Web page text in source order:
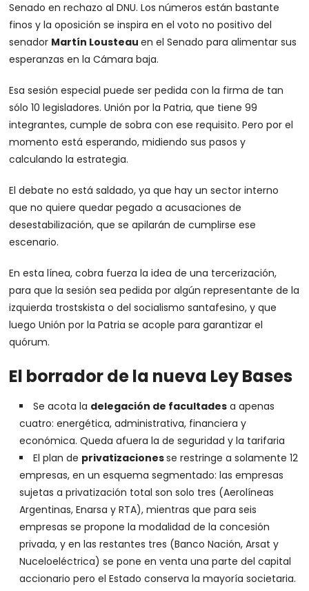
Senado en rechazo al DNU. Los números están bastante
finos y la oposición se inspira en el voto no positivo del
senador Martín Lousteauen el Senado para alimentar sus
esperanzas en la Cámara baja.
Esa sesión especial puede ser pedida con la firma de tan
sólo 10 legisladores. Unión por la Patria, que tiene 99
integrantes, cumple de sobra con ese requisito. Pero por el
momento está esperando, midiendo sus pasos y
calculando la estrategia.
El debate no está saldado, ya que hay un sector interno
que no quiere quedar pegado a acusaciones de
desestabilización, que se apilarán de cumplirse ese
escenario.
En esta línea, cobra fuerza la idea de una tercerización,
para que la sesión sea pedida por algún representante de la
izquierda trostskista o del socialismo santafesino, y que
luego Unión por la Patria se acople para garantizar el
quórum.
El borrador de la nueva Ley Bases
Se acota la delegación de facultades a apenas
cuatro: energética, administrativa, financiera y
económica. Queda afuera la de seguridad y la tarifaria
El plan de privatizacionesse restringe a solamente 12
empresas, en un esquema segmentado: las empresas
sujetas a privatización total son solo tres (Aerolíneas
Argentinas, Enarsa y RTA), mientras que para seis
empresas se propone la modalidad de la concesión
privada, y en las restantes tres (Banco Nación, Arsat y
Nuceloeléctrica) se pone en venta una parte del capital
accionario pero el Estado conserva la mayoría societaria.